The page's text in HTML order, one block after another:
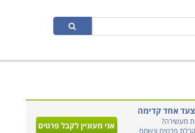
צעד אחד קדימה
מעשירה?
פרטים ונשמח
אני מעוניין לקבל פרטים